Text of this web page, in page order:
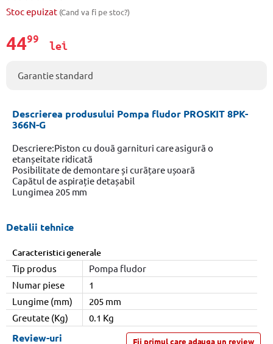
Stoc epuizat (Cand va fi pe stoc?)
4499
lei
Garantie standard
Descrierea produsului Pompa fludor PROSKIT 8PK-
366N-G
Descriere:Piston cu douã garnituri care asigurã o
etanșeitate ridicatã
Posibilitate de demontare și curãțare ușoarã
Capãtul de aspirație detașabil
Lungimea 205 mm
Detalii tehnice
Caracteristici generale
Tip produs
Pompa fludor
Numar piese
1
Lungime (mm)
205 mm
Greutate (Kg)
0.1 Kg
Fii primul care adauga un review
Review-uri